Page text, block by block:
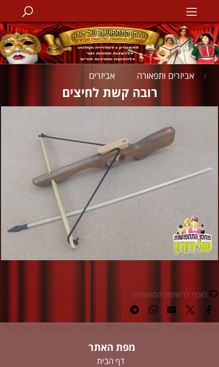
/ אביזרים ותפאורה אביזרים
רובה קשת לחיצים
הוסף לרשימת המשאלות
מפת האתר
דף הבית